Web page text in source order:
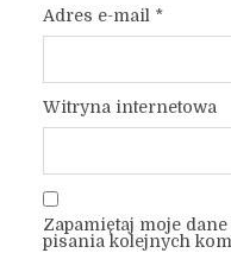
Adres e-mail *
Witryna internetowa
Zapamiętaj moje
pisania kolejnych